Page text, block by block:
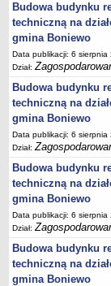
Decyzje o
REWITALIZACJA
PPWOW
Aktualności
konkursy
Plan działania
Strategia
Lista osób
Lista aktywności
Lista lokalnych
Podmioty
Podmioty
Budowa budynku
techniczną na
gmina Boniewo
Data publikacji: 6 sierpnia
Dział:
Budowa budynku
techniczną na
gmina Boniewo
Data publikacji: 6 sierpnia
Dział:
Budowa budynku
techniczną na
gmina Boniewo
Data publikacji: 6 sierpnia
Dział:
Budowa budynku
techniczną na
gmina Boniewo